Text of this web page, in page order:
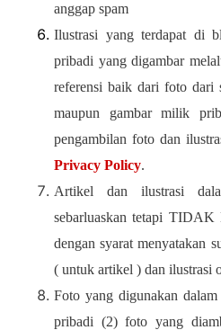
anggap spam
Ilustrasi yang terdapat di
pribadi yang digambar
referensi baik dari foto dari
maupun gambar milik
pengambilan foto dan
Privacy Policy.
Artikel dan ilustrasi
sebarluaskan tetapi
dengan syarat menyatakan
( untuk artikel ) dan ilustrasi
Foto yang digunakan
pribadi (2) foto yang